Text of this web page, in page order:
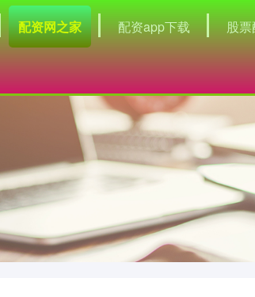
配资网之家 配资app下载 股